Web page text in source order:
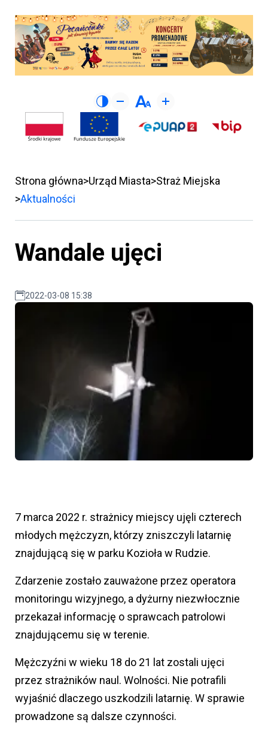
Strona główna Urząd Miasta Straż Miejska
Aktualności
Wandale ujęci
2022-03-08 15:38
7 marca 2022 r. strażnicy miejscy ujęli czterech
młodych mężczyzn, którzy zniszczyli latarnię
znajdującą się w parku Kozioła w Rudzie.
Zdarzenie zostało zauważone przez operatora
monitoringu wizyjnego, a dyżurny niezwłocznie
przekazał informację o sprawcach patrolowi
znajdującemu się w terenie.
Mężczyźni w wieku 18 do 21 lat zostali ujęci
przez strażników naul. Wolności. Nie potrafili
wyjaśnić dlaczego uszkodzili latarnię. W sprawie
prowadzone są dalsze czynności.